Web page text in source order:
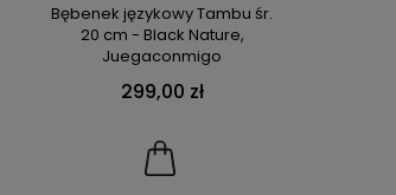
Bębenek językowy Tambu śr.
20 cm - Black Nature,
Juegaconmigo
299,00 zł